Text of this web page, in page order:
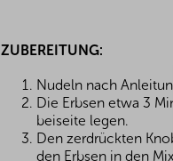
ZUBEREITUNG:
Nudeln nach
Die Erbsen etwa 3
beiseite legen.
Den zerdrückten
den Erbsen in den